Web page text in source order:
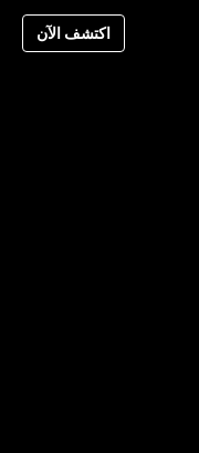
اكتشف الآن